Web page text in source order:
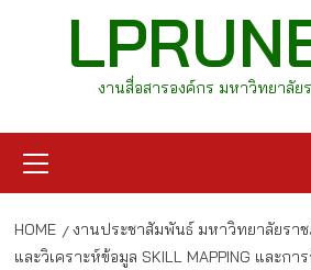
งานสื่อสารองค์กร มหาวิทยาลัย
Menu
HOME งานประชาสัมพันธ์ มหาวิทยาลัยรา
และวิเคราะห์ข้อมูล SKILL MAPPING และก